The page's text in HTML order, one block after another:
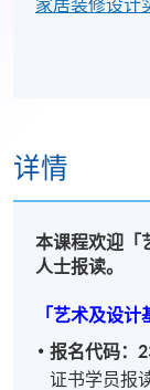
家居装修设计
详情
本课程欢迎「
人士报读。
「艺术及设
报名代码：
证书学员报